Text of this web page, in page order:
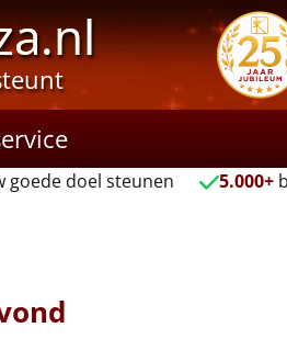
goede doel steunen 5.000+